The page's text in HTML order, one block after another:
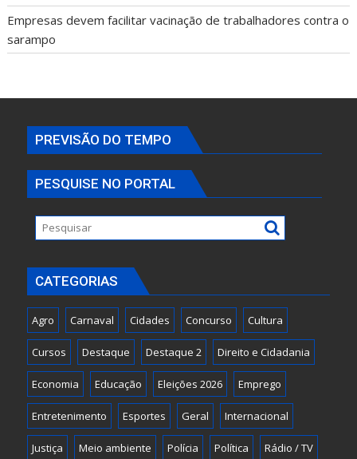
Empresas devem facilitar vacinação de trabalhadores contra o
sarampo
PREVISÃO DO TEMPO
PESQUISE NO PORTAL
CATEGORIAS
Agro Carnaval Cidades Concurso Cultura
Cursos Destaque Destaque 2 Direito e Cidadania
Economia Educação Eleições 2026 Emprego
Entretenimento Esportes Geral Internacional
Justiça Meio ambiente Polícia Política Rádio / TV